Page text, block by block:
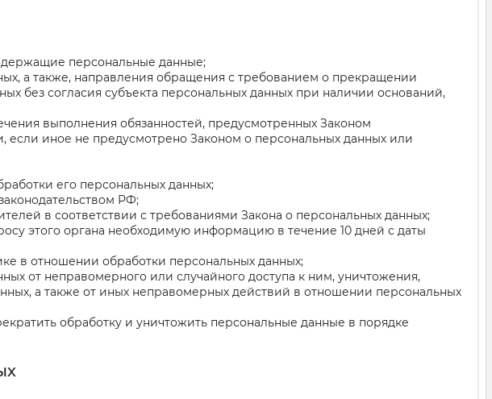
персональные данные;
а также, направления обращения с требованием о прекращении
без согласия субъекта персональных данных при наличии оснований,
выполнения обязанностей, предусмотренных Законом
иное не предусмотрено Законом о персональных данных или
его персональных данных;
РФ;
в соответствии с требованиями Закона о персональных данных;
этого органа необходимую информацию в течение 10 дней с даты
в отношении обработки персональных данных;
от неправомерного или случайного доступа к ним, уничтожения,
а также от иных неправомерных действий в отношении персональных
обработку и уничтожить персональные данные в порядке